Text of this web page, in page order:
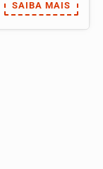
SAIBA MAIS